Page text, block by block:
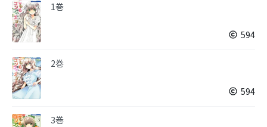
1巻
594
2巻
594
3巻